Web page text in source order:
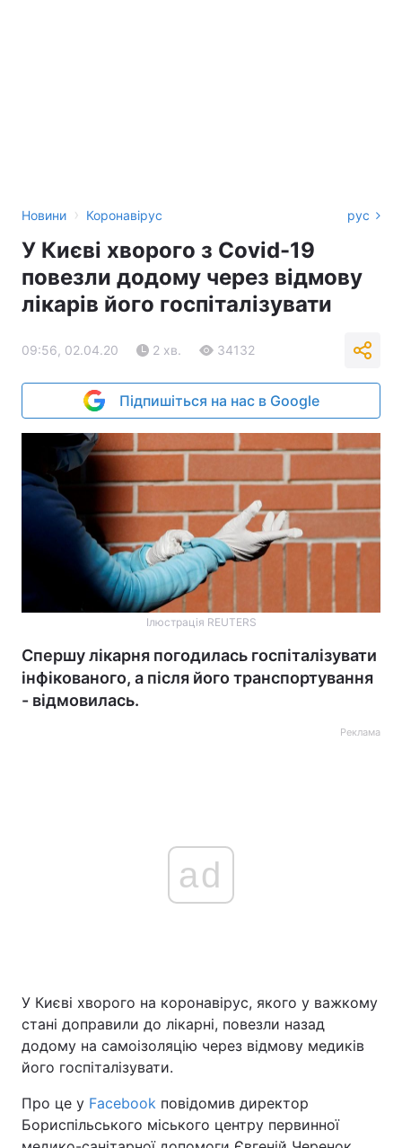
Новини › Коронавірус рус
У Києві хворого з Covid-19
повезли додому через відмову
лікарів його госпіталізувати
09:56, 02.04.20 2 хв. 34132
Підпишіться на нас в Google
Ілюстрація REUTERS
Спершу лікарня погодилась госпіталізувати
інфікованого, а після його транспортування
- відмовилась.
Реклама
ad
У Києві хворого на коронавірус, якого у важкому
стані доправили до лікарні, повезли назад
додому на самоізоляцію через відмову медиків
його госпіталізувати.
Про це у Facebook повідомив директор
Бориспільського міського центру первинної